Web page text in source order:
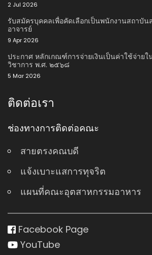
2 Jul 2026
รับสมัครบุคคลเพื่อคัดเลือกเป็นพนักงานสถาบั
อาจารย์
9 Apr 2026
ประกาศ หลักเกณฑ์การจ่ายเงินเป็นค่าใช้จ่ายใ
วิชาการ พ.ศ. ๒๕๖๘
5 Mar 2026
ติดต่อเรา
ช่องทางการติดต่อคณะ
สายตรงคณบดี
แจ้งเบาะแสการทุจริต
แผนที่คณะอุตสาหกรรมอาหาร
Facebook Page
YouTube